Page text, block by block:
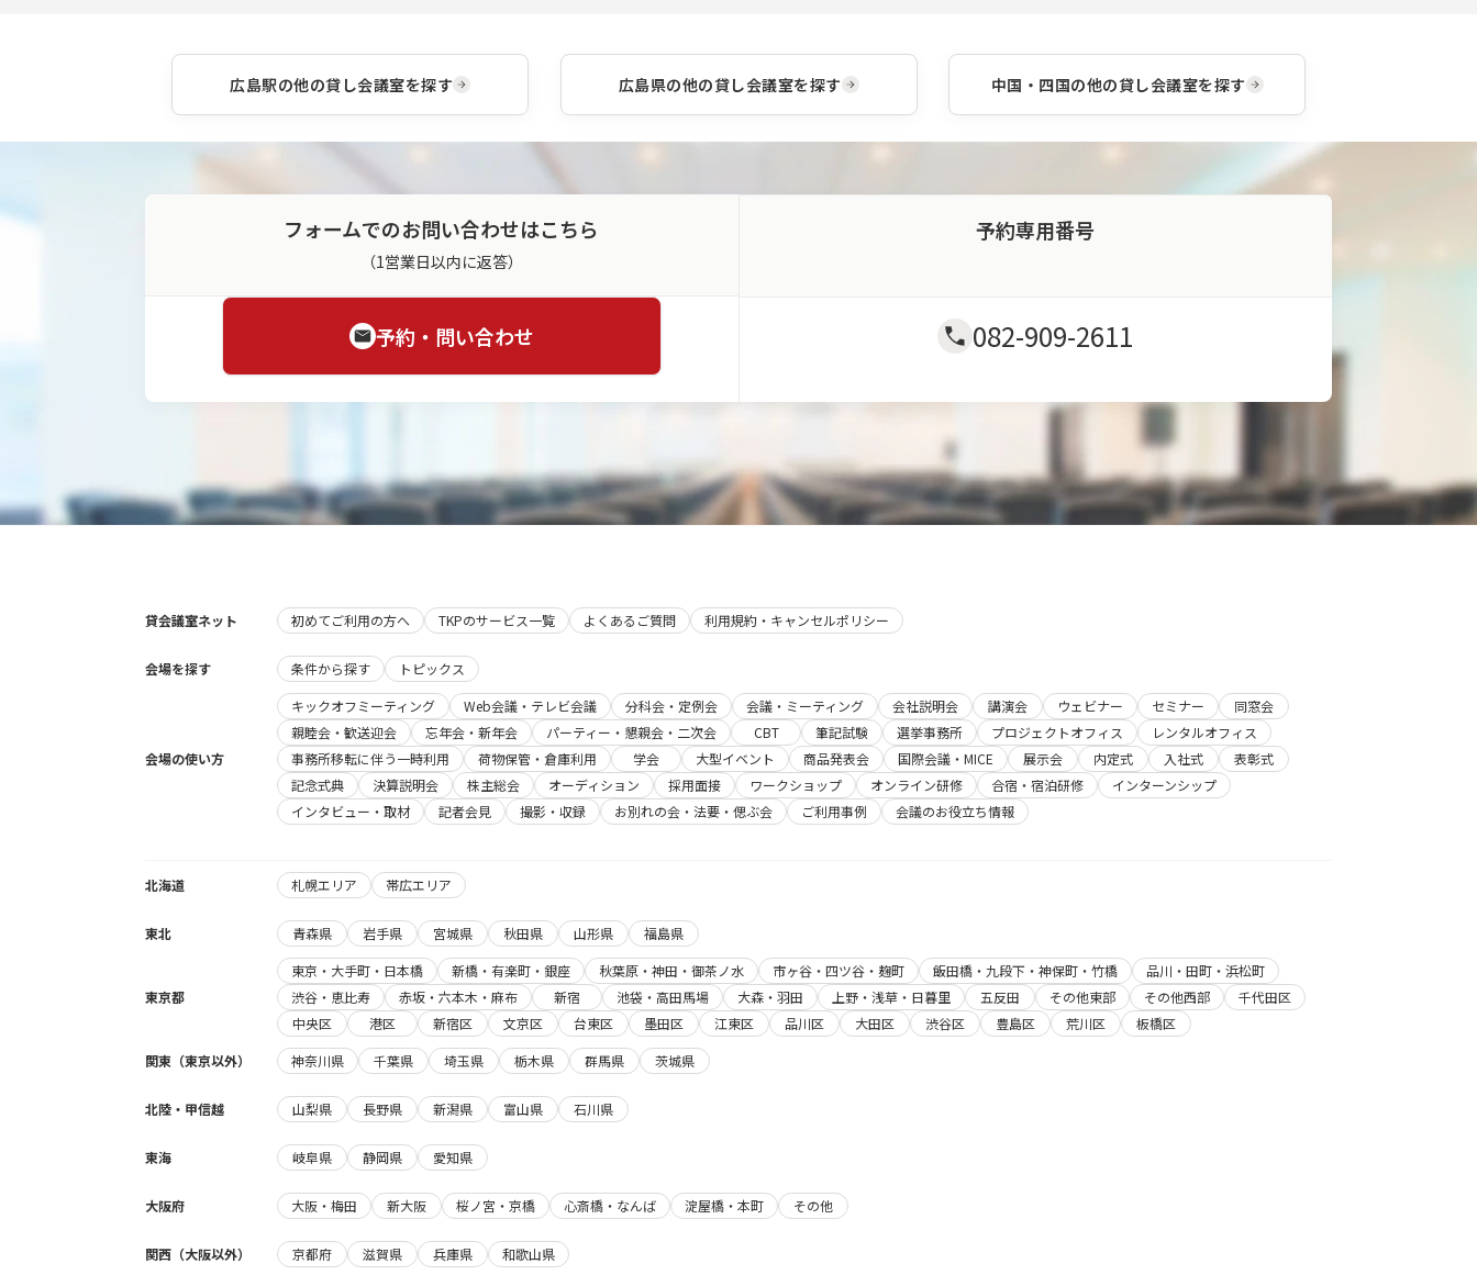
広島駅の他の貸し会議室を探す 広島県の他の貸し会議室を探す 中国・四国の他の貸し会議室を探す
フォームでのお問い合わせはこちら
（1営業日以内に返答）
予約・問い合わせ
予約専用番号
082-909-2611
貸会議室ネット 初めてご利用の方へ TKPのサービス一覧 よくあるご質問 利用規約・キャンセルポリシー
会場を探す 条件から探す トピックス
会場の使い方
キックオフミーティング Web会議・テレビ会議 分科会・定例会 会議・ミーティング 会社説明会 講演会 ウェビナー セミナー
同窓会
親睦会・歓送迎会
忘年会・新年会 パーティー・懇親会・二次会 CBT 筆記試験 選挙事務所 プロジェクトオフィス
レンタルオフィス
事務所移転に伴う一時利用
荷物保管・倉庫利用 学会 大型イベント 商品発表会 国際会議・MICE 展示会 内定式 入社式
表彰式
記念式典
決算説明会 株主総会 オーディション 採用面接 ワークショップ オンライン研修 合宿・宿泊研修
インターンシップ
インタビュー・取材
記者会見 撮影・収録 お別れの会・法要・偲ぶ会 ご利用事例 会議のお役立ち情報
北海道 札幌エリア 帯広エリア
東北 青森県 岩手県 宮城県 秋田県 山形県 福島県
東京都
東京・大手町・日本橋 新橋・有楽町・銀座 秋葉原・神田・御茶ノ水 市ヶ谷・四ツ谷・麹町 飯田橋・九段下・神保町・竹橋
品川・田町・浜松町
渋谷・恵比寿
赤坂・六本木・麻布 新宿 池袋・高田馬場 大森・羽田 上野・浅草・日暮里 五反田 その他東部 その他西部
千代田区
中央区
港区 新宿区 文京区 台東区 墨田区 江東区 品川区 大田区 渋谷区 豊島区 荒川区
板橋区
関東（東京以外）
神奈川県 千葉県 埼玉県 栃木県 群馬県 茨城県
北陸・甲信越 山梨県 長野県 新潟県 富山県 石川県
東海 岐阜県 静岡県 愛知県
大阪府 大阪・梅田 新大阪 桜ノ宮・京橋 心斎橋・なんば 淀屋橋・本町 その他
関西（大阪以外） 京都府 滋賀県 兵庫県 和歌山県